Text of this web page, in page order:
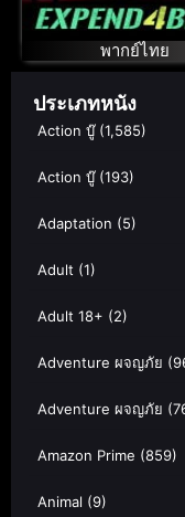
พากย์ไทย
ประเภทหนัง
Action บู๊(1,585)
Action บู๊(193)
Adaptation (5)
Adult (1)
Adult 18+ (2)
Adventure ผจญภัย
Adventure ผจญภัย
Amazon Prime (859)
Animal (9)